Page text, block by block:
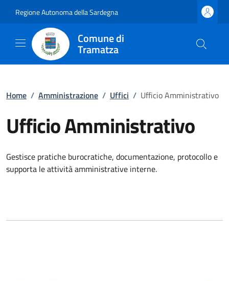
Regione Autonoma della Sardegna
Comune di
Tramatza
Home / Amministrazione / Uffici / Ufficio Amministrativo
Ufficio Amministrativo
Gestisce pratiche burocratiche, documentazione, protocollo e
supporta le attività amministrative interne.